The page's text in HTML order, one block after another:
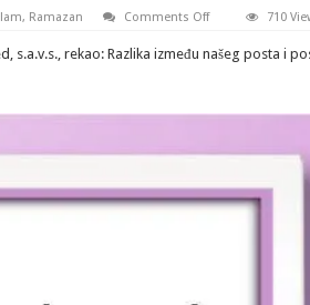
, Ramazan Comments Offon
RAMAZANA
710
s.a.v.s., rekao: Razlika između našeg posta i